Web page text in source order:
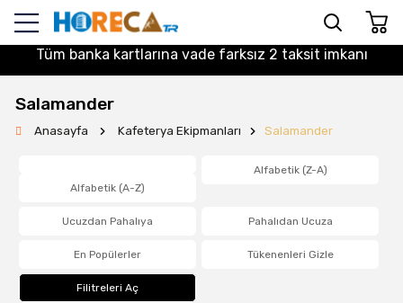
Tüm banka kartlarına vade farksız 2 taksit imkanı
Salamander
Anasayfa Kafeterya Ekipmanları Salamander
Alfabetik (A-Z)
Alfabetik (Z-A)
Ucuzdan Pahalıya Pahalıdan Ucuza
En Popülerler Tükenenleri Gizle
Filitreleri Aç